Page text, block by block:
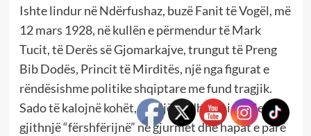
Ishte lindur në Ndërfushaz, buzë Fanit të Vogël, më
12 mars 1928, në kullën e përmendur të Mark
Tucit, të Derës së Gjomarkajve, trungut të Preng
Bib Dodës, Princit të Mirditës, një nga figurat e
rëndësishme politike shqiptare me fund tragjik.
Sado të kalojnë kohët, fëmijëria dhe rinia e njeriut
gjithnjë “fërshfërijnë” në gjurmët dhe hapat e parë